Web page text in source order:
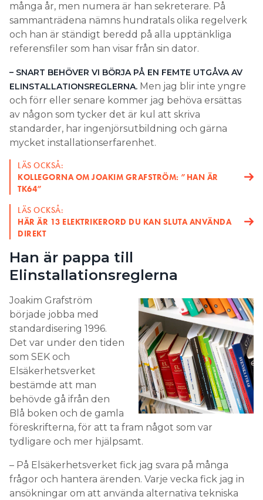
många år, men numera är han sekreterare. På
sammanträdena nämns hundratals olika regelverk
och han är ständigt beredd på alla upptänkliga
referensfiler som han visar från sin dator.
– SNART BEHÖVER VI BÖRJA PÅ EN FEMTE UTGÅVA AV
ELINSTALLATIONSREGLERNA. Men jag blir inte yngre
och förr eller senare kommer jag behöva ersättas
av någon som tycker det är kul att skriva
standarder, har ingenjörsutbildning och gärna
mycket installationserfarenhet.
LÄS OCKSÅ:
KOLLEGORNA OM JOAKIM GRAFSTRÖM: ”HAN ÄR
TK64”
LÄS OCKSÅ:
HÄR ÄR 13 ELEKTRIKERORD DU KAN SLUTA ANVÄNDA
DIREKT
Han är pappa till
Elinstallationsreglerna
Joakim Grafström
började jobba med
standardisering 1996.
Det var under den tiden
som SEK och
Elsäkerhetsverket
bestämde att man
behövde gå ifrån den
Blå boken och de gamla
föreskrifterna, för att ta fram något som var
tydligare och mer hjälpsamt.
– På Elsäkerhetsverket fick jag svara på många
frågor och hantera ärenden. Varje vecka fick jag in
ansökningar om att använda alternativa tekniska